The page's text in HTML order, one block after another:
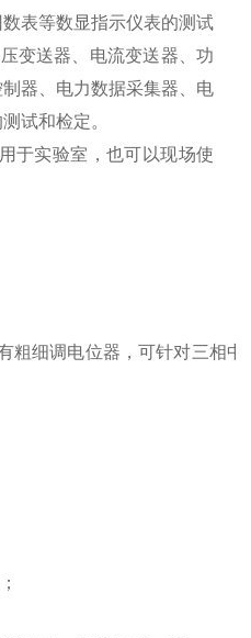
表等数显指示仪表的测试
变送器、电流变送器、功
器、电力数据采集器、电
试和检定。
于实验室，也可以现场使
细调电位器，可针对三相中